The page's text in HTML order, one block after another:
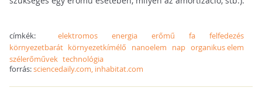
címkék: elektromos energia erőmű fa
felfedezés
környezetbarát környezetkímélő nanoelem nap organikus elem
szélerőművek technológia
forrás:sciencedaily.com, inhabitat.com